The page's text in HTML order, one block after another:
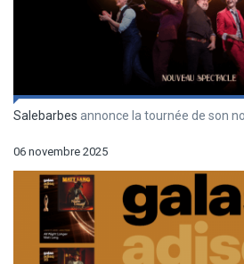
Salebarbes annonce la tournée de son
06 novembre 2025